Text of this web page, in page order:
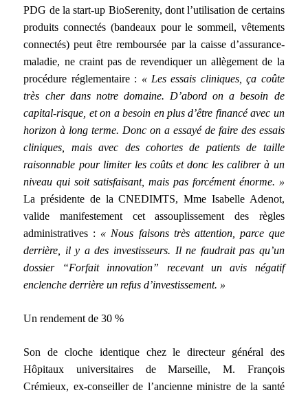
PDG de la start-up BioSerenity, dont l’utilisation de certains
produits connectés (bandeaux pour le sommeil, vêtements
connectés) peut être remboursée par la caisse d’assurance-
maladie, ne craint pas de revendiquer un allègement de la
procédure réglementaire : « Les essais cliniques, ça coûte
très cher dans notre domaine. D’abord on a besoin de
capital-risque, et on a besoin en plus d’être financé avec un
horizon à long terme. Donc on a essayé de faire des essais
cliniques, mais avec des cohortes de patients de taille
raisonnable pour limiter les coûts et donc les calibrer à un
niveau qui soit satisfaisant, mais pas forcément énorme. »
La présidente de la CNEDIMTS, Mme Isabelle Adenot,
valide manifestement cet assouplissement des règles
administratives : « Nous faisons très attention, parce que
derrière, il y a des investisseurs. Il ne faudrait pas qu’un
dossier “Forfait innovation” recevant un avis négatif
enclenche derrière un refus d’investissement. »
Un rendement de 30 %
Son de cloche identique chez le directeur général des
Hôpitaux universitaires de Marseille, M. François
Crémieux, ex-conseiller de l’ancienne ministre de la santé